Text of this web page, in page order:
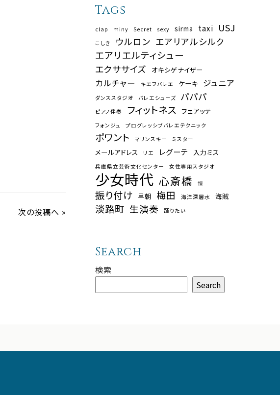
次の投稿へ »
Tags
clap miny Secret sexy sirma taxi USJ
こしき ウルロン エアリアルシルク
エアリエルティシュー
エクササイズ オキシゲナイザー
カルチャー キエフバレエ ケーキ ジュニア
ダンススタジオ バレエシューズ パパパ
ピアノ伴奏 フィットネス フェアッテ
フォンジュ プログレッシブバレエテクニック
ポワント マリンスキー ミスター
メールアドレス リエ レグーテ 入力ミス
兵庫県立芸術文化センター 女性専用スタジオ
少女時代 心斎橋 恒
振り付け 早朝 梅田 海洋深層水 海賊
淡路町 生演奏 踊りたい
Search
検索
Search